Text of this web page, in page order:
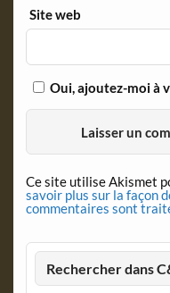
Site web
Oui, ajoutez-moi à
Ce site utilise Akismet
savoir plus sur la façon
commentaires sont
Rechercher dans